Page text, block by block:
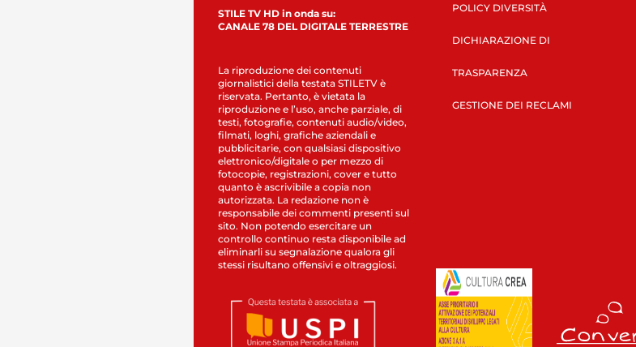
STILE TV HD in onda su:
CANALE 78 DEL DIGITALE TERRESTRE
La riproduzione dei contenuti
giornalistici della testata STILETV è
riservata. Pertanto, è vietata la
riproduzione e l’uso, anche parziale, di
testi, fotografie, contenuti audio/video,
filmati, loghi, grafiche aziendali e
pubblicitarie, con qualsiasi dispositivo
elettronico/digitale o per mezzo di
fotocopie, registrazioni, cover e tutto
quanto è ascrivibile a copia non
autorizzata. La redazione non è
responsabile dei commenti presenti sul
sito. Non potendo esercitare un
controllo continuo resta disponibile ad
eliminarli su segnalazione qualora gli
stessi risultano offensivi e oltraggiosi.
POLICY DIVERSITÀ
DICHIARAZIONE DI
TRASPARENZA
GESTIONE DEI RECLAMI